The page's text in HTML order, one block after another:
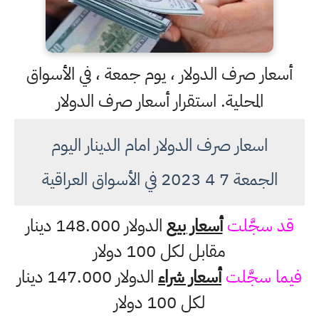
أسعار صرف الدولار ، يوم جمعة ، في الأسواق
المحلية. استقرار أسعار صرف الدولار
اسعار صرف الدولار امام الدينار اليوم
الجمعة 7 4 2023 في الأسواق العراقية
قد سجَّلت أسعار بيع
الدولار 148.000 دينار
مقابل لكل 100 دولار
فيما سجَّلتأسعار شراء
الدولار 147.000 دينار
لكل 100 دولار